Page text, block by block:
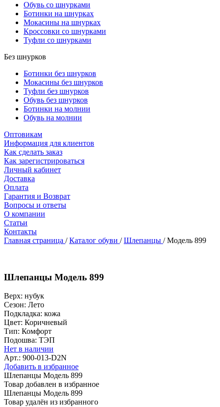
Обувь со шнурками
Ботинки на шнурках
Мокасины на шнурках
Кроссовки со шнурками
Туфли со шнурками
Без шнурков
Ботинки без шнурков
Мокасины без шнурков
Туфли без шнурков
Обувь без шнурков
Ботинки на молнии
Обувь на молнии
Оптовикам
Информация для клиентов
Как сделать заказ
Как зарегистрироваться
Личный кабинет
Доставка
Оплата
Гарантия и Возврат
Вопросы и ответы
О компании
Статьи
Контакты
Главная страница / Каталог обуви / Шлепанцы /Модель 899
Шлепанцы Модель 899
Верх: нубук
Сезон: Лето
Подкладка: кожа
Цвет: Коричневый
Тип: Комфорт
Подошва: ТЭП
Нет в наличии
Арт.: 900-013-D2N
Добавить в избранное
Шлепанцы Модель 899
Товар добавлен в избранное
Шлепанцы Модель 899
Товар удалён из избранного